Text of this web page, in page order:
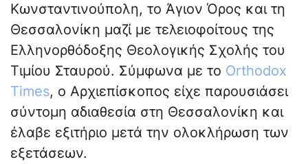
Κωνσταντινούπολη, το Άγιον Όρος και τη
Θεσσαλονίκη μαζί με τελειοφοίτους της
Ελληνορθόδοξης Θεολογικής Σχολής του
Τιμίου Σταυρού. Σύμφωνα με το Orthodox
Times, ο Αρχιεπίσκοπος είχε παρουσιάσει
σύντομη αδιαθεσία στη Θεσσαλονίκη και
έλαβε εξιτήριο μετά την ολοκλήρωση των
εξετάσεων.